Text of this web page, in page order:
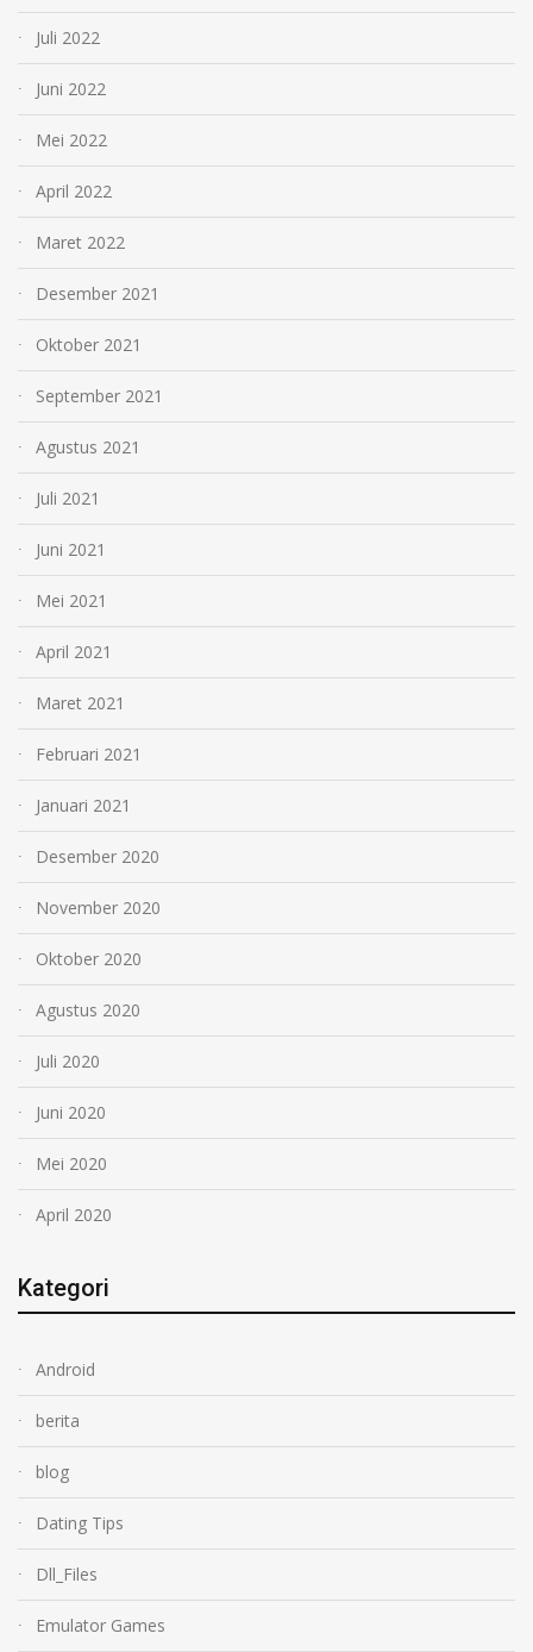
Juli 2022
Juni 2022
Mei 2022
April 2022
Maret 2022
Desember 2021
Oktober 2021
September 2021
Agustus 2021
Juli 2021
Juni 2021
Mei 2021
April 2021
Maret 2021
Februari 2021
Januari 2021
Desember 2020
November 2020
Oktober 2020
Agustus 2020
Juli 2020
Juni 2020
Mei 2020
April 2020
Kategori
Android
berita
blog
Dating Tips
Dll_Files
Emulator Games